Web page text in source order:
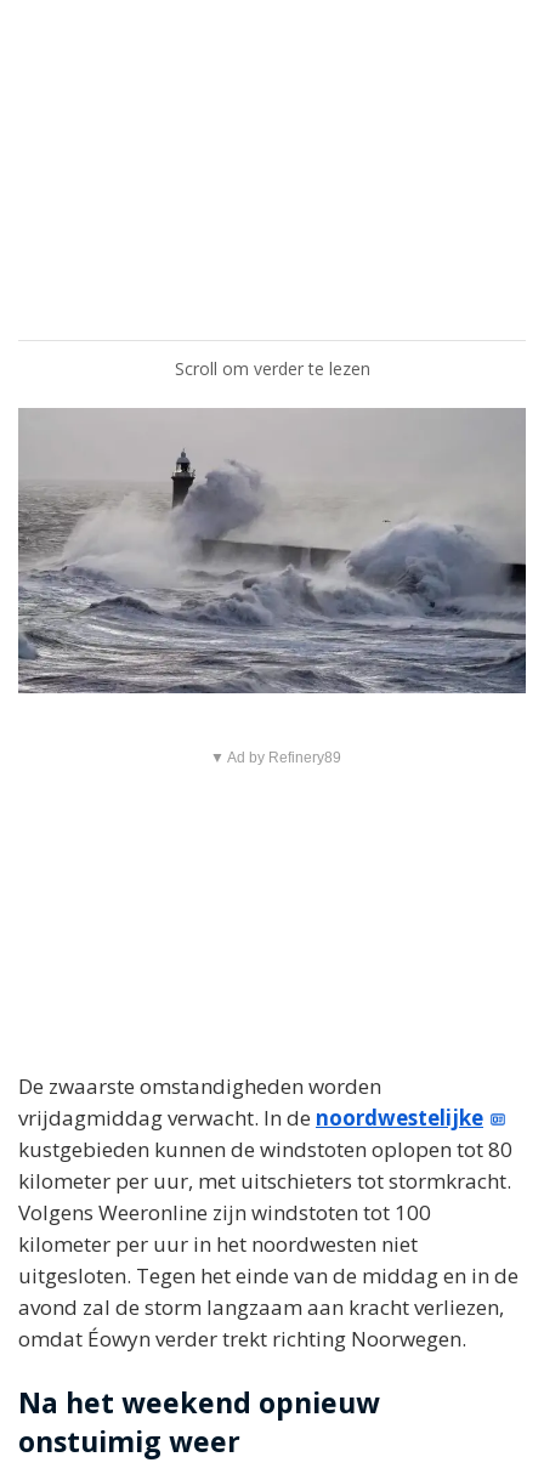
Scroll om verder te lezen
▼ Ad by Refinery89
De zwaarste omstandigheden worden
vrijdagmiddag verwacht. In de noordwestelijke
kustgebieden kunnen de windstoten oplopen tot 80
kilometer per uur, met uitschieters tot stormkracht.
Volgens Weeronline zijn windstoten tot 100
kilometer per uur in het noordwesten niet
uitgesloten. Tegen het einde van de middag en in de
avond zal de storm langzaam aan kracht verliezen,
omdat Éowyn verder trekt richting Noorwegen.
Na het weekend opnieuw
onstuimig weer